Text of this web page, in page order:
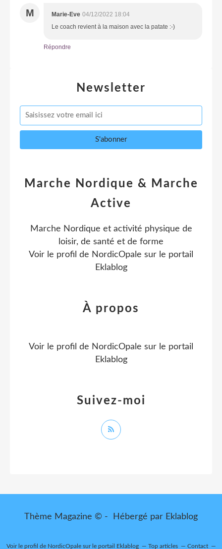
M Marie-Eve 04/12/2022 18:04
Le coach revient à la maison avec la patate :-)
Répondre
Newsletter
Marche Nordique & Marche
Active
Marche Nordique et activité physique de
loisir, de santé et de forme
Voir le profil de NordicOpale sur le portail
Eklablog
Suivez-moi
À propos
Voir le profil de NordicOpale sur le portail
Eklablog
Thème Magazine © - Hébergé par Eklablog
Voir le profil de NordicOpalesur le portail Eklablog Top articles Contact